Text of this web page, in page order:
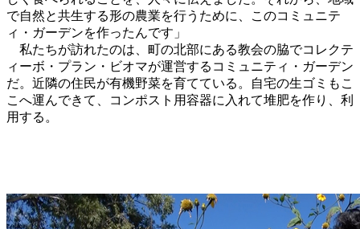
で自然と共生する形の農業を行うために、このコミュニテ
ィ・ガーデンを作ったんです」
私たちが訪れたのは、町の北部にある教会の脇でコレクテ
ィーボ・プラン・ビオマが運営するコミュニティ・ガーデン
だ。近隣の住民が有機野菜を育てている。自宅の生ゴミもこ
こへ運んできて、コンポスト用容器に入れて堆肥を作り、利
用する。